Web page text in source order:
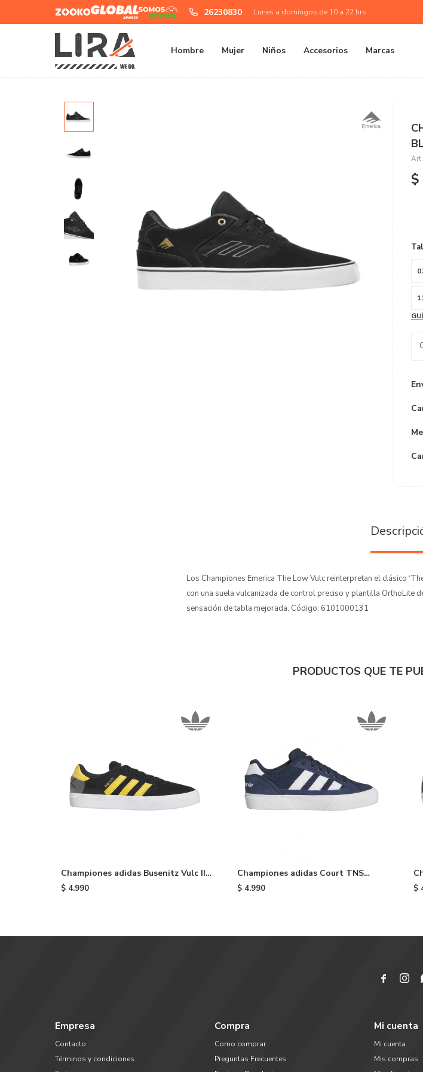
Hombre Mujer Niños Accesorios Marcas
Futbol
26230830 Lunes a domingos de 10 a 22 hrs
$
Los Championes Emerica The Low Vulc reinterpretan el clásico
con una suela vulcanizada de control preciso y plantilla OrthoLite
sensación de tabla mejorada. Código: 6101000131
PRODUCTOS QUE TE
Championes adidas Busenitz Vulc II -
Black
$ 4.990
Championes adidas Court TNS
Premiere - Blue
$ 4.990 $
Empresa
Contacto
Términos y condiciones
Compra
Como comprar
Preguntas Frecuentes
Mi cuenta
Mi cuenta
Mis compras
 